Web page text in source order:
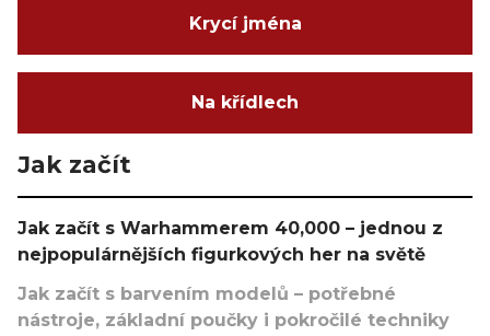
Krycí jména
Na křídlech
Jak začít
Jak začít s Warhammerem 40,000 – jednou z
nejpopulárnějších figurkových her na světě
Jak začít s barvením modelů – potřebné
nástroje, základní poučky i pokročilé techniky